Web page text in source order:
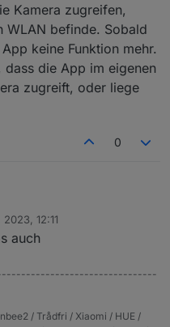
Kamera zugreifen,
WLAN befinde. Sobald
keine Funktion mehr.
die App im eigenen
zugreift, oder liege
0
im Router die
Ich kann dann vom
auch lokal auf die Kamera
2023, 12:11
auch
/ Trådfri / Xiaomi / HUE /